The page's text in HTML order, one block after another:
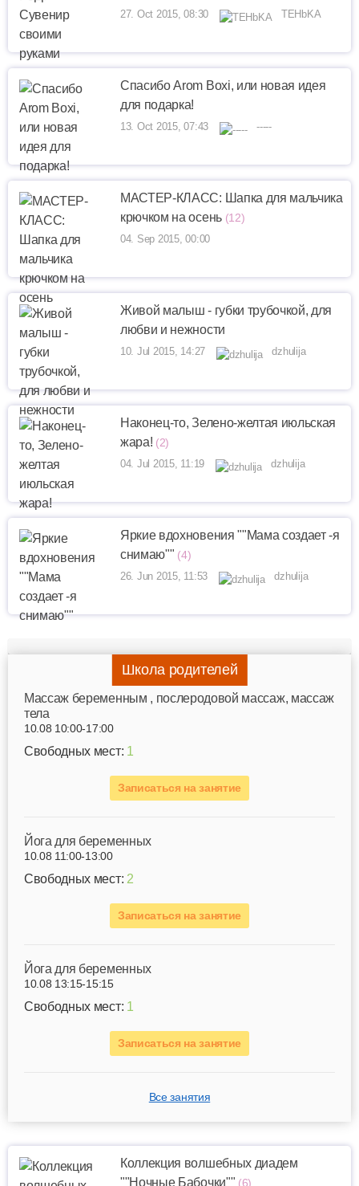
27. Oct 2015, 08:30 TEHbKA
Спасибо Arom Boxi, или новая идея
для подарка!
13. Oct 2015, 07:43 -----
МАСТЕР-КЛАСС: Шапка для мальчика
крючком на осень (12)
04. Sep 2015, 00:00
Живой малыш - губки трубочкой, для
любви и нежности
10. Jul 2015, 14:27 dzhulija
Наконец-то, Зелено-желтая июльская
жара! (2)
04. Jul 2015, 11:19 dzhulija
Яркие вдохновения ""Мама создает -я
снимаю"" (4)
26. Jun 2015, 11:53 dzhulija
Школа родителей
Mассаж беременным , послеродовой массаж, массаж
тела
10.08 10:00-17:00
Свободных мест: 1
Записаться на занятие
Йога для беременных
10.08 11:00-13:00
Свободных мест: 2
Записаться на занятие
Йога для беременных
10.08 13:15-15:15
Свободных мест: 1
Записаться на занятие
Все занятия
Коллекция волшебных диадем
""Ночные Бабочки"" (6)